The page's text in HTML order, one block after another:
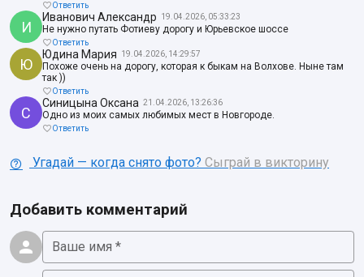
Ответить
И
Иванович Александр 19.04.2026, 05:33:23
Не нужно путать Фотиеву дорогу и Юрьевское шоссе
Ответить
Ю
Юдина Мария 19.04.2026, 14:29:57
Похоже очень на дорогу, которая к быкам на Волхове. Ныне там
так ))
Ответить
С
Синицына Оксана 21.04.2026, 13:26:36
Одно из моих самых любимых мест в Новгороде.
Ответить
Угадай — когда снято фото? Сыграй в викторину
Добавить комментарий
Ваше имя *